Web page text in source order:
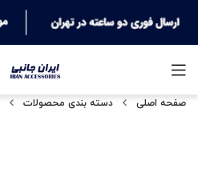
صفحه اصلی دسته بندی محصولات